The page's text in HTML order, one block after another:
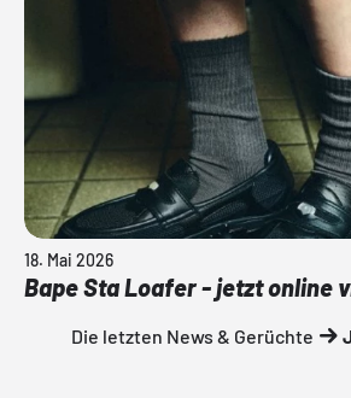
18. Mai 2026
Bape Sta Loafer - jetzt online
Die letzten News & Gerüchte